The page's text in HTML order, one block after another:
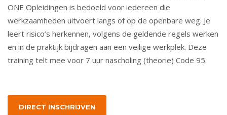
ONE Opleidingen is bedoeld voor iedereen die
werkzaamheden uitvoert langs of op de openbare weg. Je
leert risico’s herkennen, volgens de geldende regels werken
en in de praktijk bijdragen aan een veilige werkplek. Deze
training telt mee voor 7 uur nascholing (theorie) Code 95.
DIRECT INSCHRIJVEN